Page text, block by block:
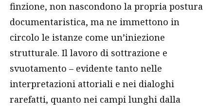
finzione, non nascondono la propria postura
documentaristica, ma ne immettono in
circolo le istanze come un’iniezione
strutturale. Il lavoro di sottrazione e
svuotamento – evidente tanto nelle
interpretazioni attoriali e nei dialoghi
rarefatti, quanto nei campi lunghi dalla